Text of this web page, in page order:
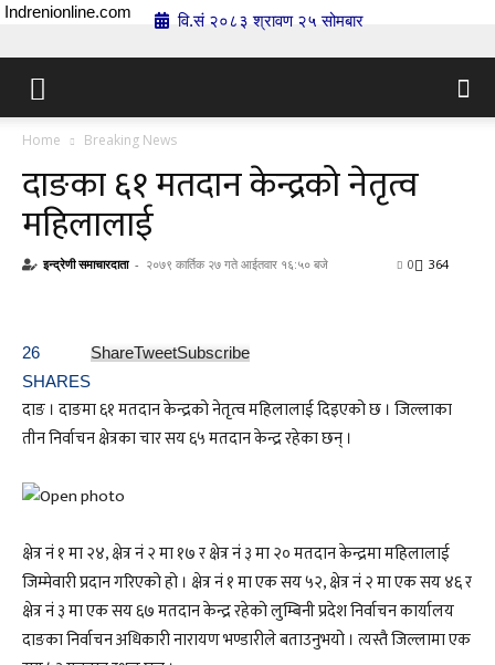
Indrenionline.com वि.सं २०८३ श्रावण २५ सोमबार
Home Breaking News
दाङका ६१ मतदान केन्द्रको नेतृत्व
महिलालाई
इन्द्रेणी समाचारदाता - २०७९ कार्तिक २७ गते आईतवार १६:५० बजे 364
0
26
SHARES
ShareTweetSubscribe
दाङ । दाङमा ६१ मतदान केन्द्रको नेतृत्व महिलालाई दिइएको छ । जिल्लाका
तीन निर्वाचन क्षेत्रका चार सय ६५ मतदान केन्द्र रहेका छन् ।
क्षेत्र नं १ मा २४, क्षेत्र नं २ मा १७ र क्षेत्र नं ३ मा २० मतदान केन्द्रमा महिलालाई
जिम्मेवारी प्रदान गरिएको हो । क्षेत्र नं १ मा एक सय ५२, क्षेत्र नं २ मा एक सय ४६ र
क्षेत्र नं ३ मा एक सय ६७ मतदान केन्द्र रहेको लुम्बिनी प्रदेश निर्वाचन कार्यालय
दाङका निर्वाचन अधिकारी नारायण भण्डारीले बताउनुभयो । त्यस्तै जिल्लामा एक